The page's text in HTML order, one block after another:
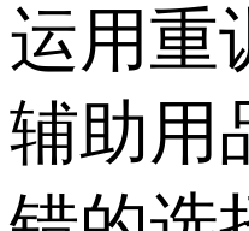
运用重
辅助用